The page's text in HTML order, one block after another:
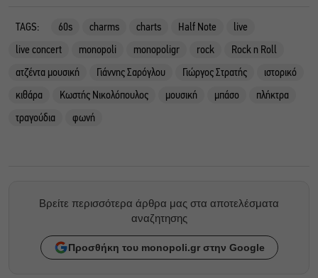
TAGS: 60s charms charts Half Note
live
live concert
monopoli monopoligr rock
Rock n Roll
ατζέντα μουσική
Γιάννης Σαρόγλου Γιώργος Στρατής
ιστορικό
κιθάρα
Κωστής Νικολόπουλος μουσική μπάσο
πλήκτρα
τραγούδια
φωνή
Βρείτε περισσότερα άρθρα μας στα αποτελέσματα
αναζητησης
Προσθήκη του monopoli.gr στην Google